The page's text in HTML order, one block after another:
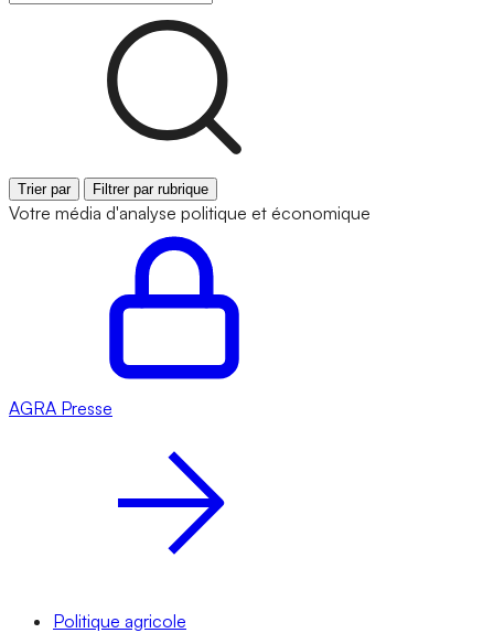
Trier par Filtrer par rubrique
Votre média d'analyse politique et économique
AGRA Presse
Politique agricole